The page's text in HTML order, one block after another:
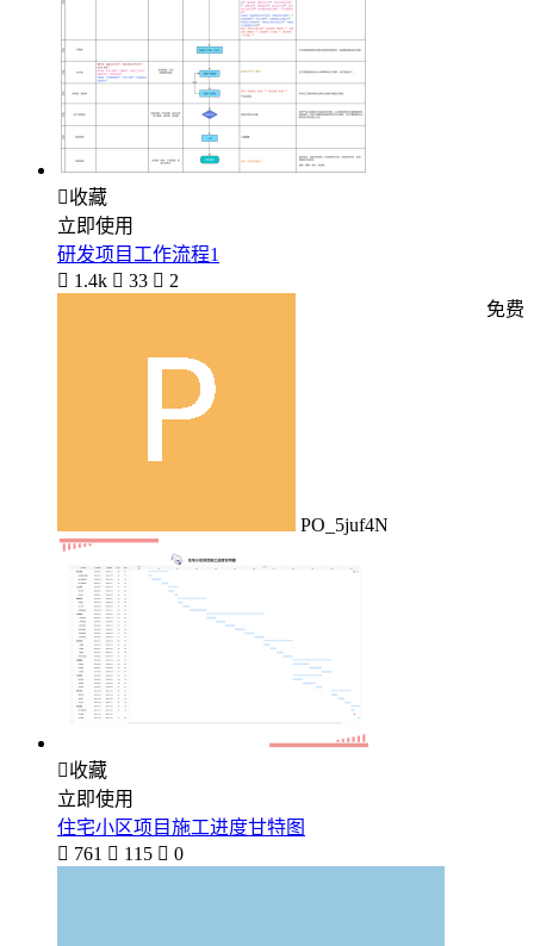
收藏
立即使用
研发项目工作流程1
 1.4k  33  2
PO_5juf4N
免费
收藏
立即使用
住宅小区项目施工进度甘特图
 761  115  0